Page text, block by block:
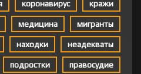
коронавирус кражи
медицина мигранты
находки неадекваты
подростки правосудие